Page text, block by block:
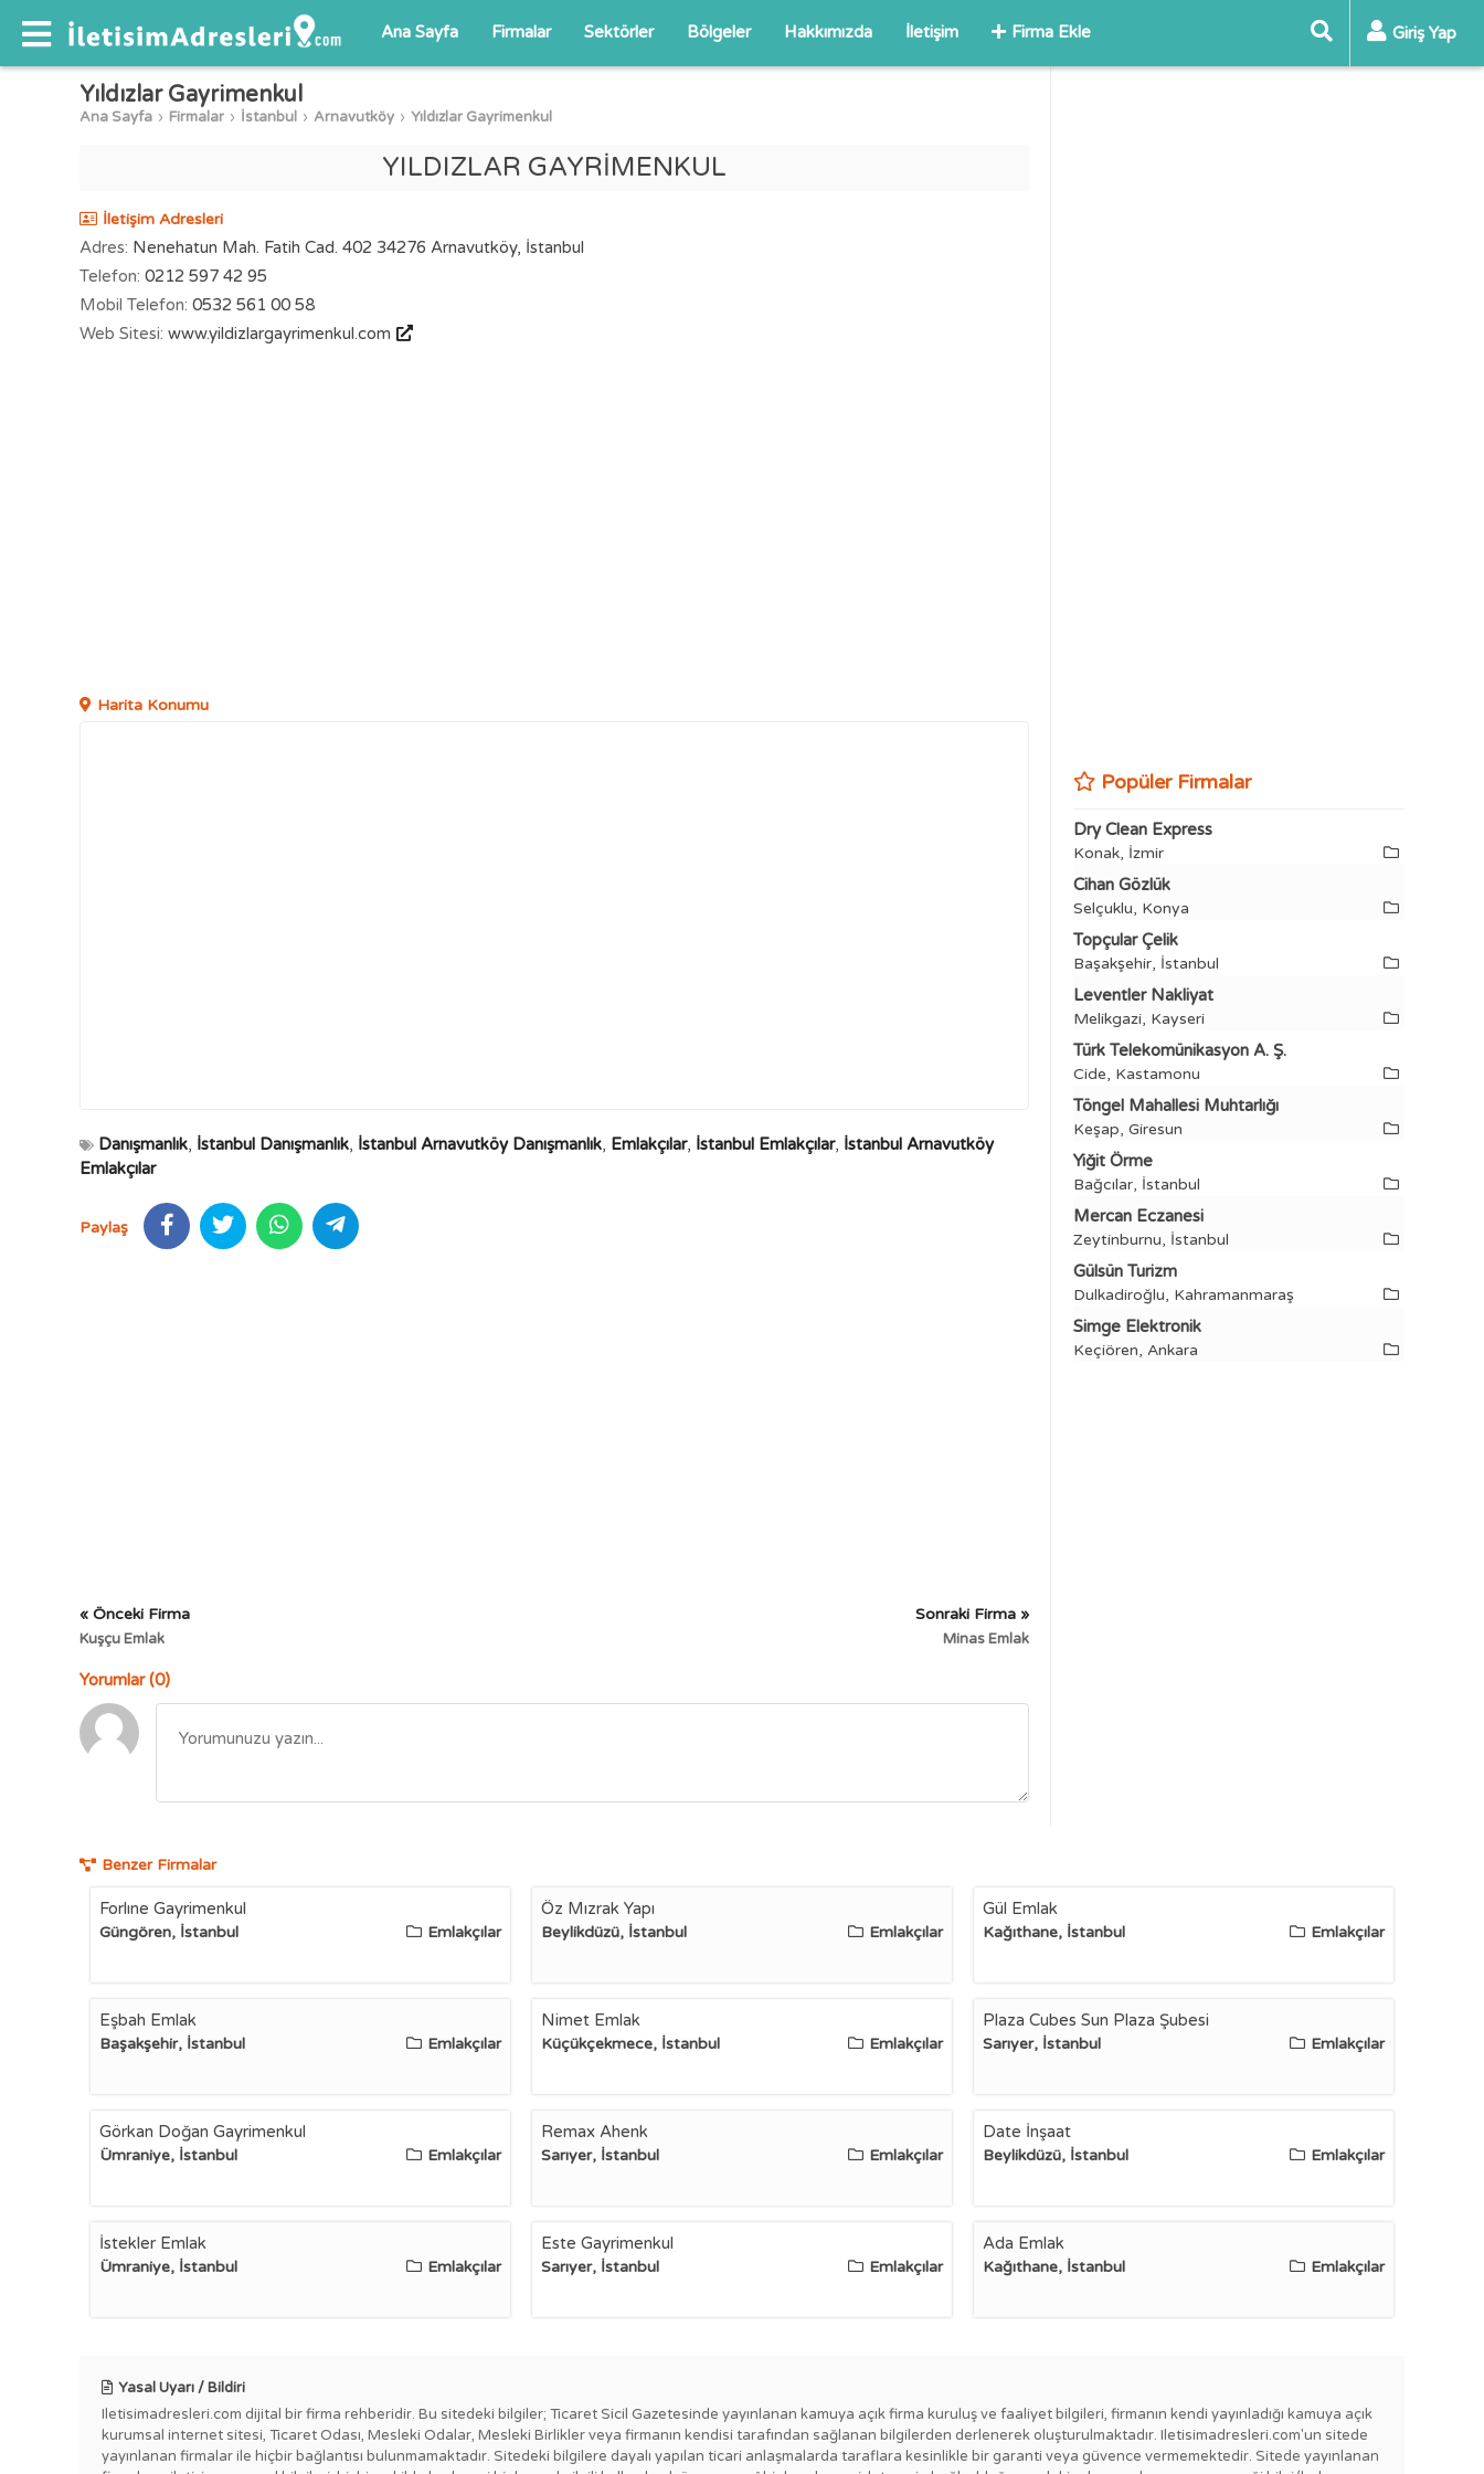
Ana Sayfa Firmalar Sektörler Bölgeler Hakkımızda İletişim Firma Ekle Giriş Yap
Yıldızlar Gayrimenkul
Ana Sayfa Firmalar İstanbul Arnavutköy Yıldızlar Gayrimenkul
YILDIZLAR GAYRİMENKUL
İletişim Adresleri
Adres: Nenehatun Mah. Fatih Cad. 402 34276 Arnavutköy, İstanbul
Telefon: 0212 597 42 95
Mobil Telefon: 0532 561 00 58
Web Sitesi: www.yildizlargayrimenkul.com
Harita Konumu
Danışmanlık, İstanbul Danışmanlık, İstanbul Arnavutköy Danışmanlık, Emlakçılar, İstanbul Emlakçılar, İstanbul Arnavutköy
Emlakçılar
Paylaş
« Önceki Firma
Kuşçu Emlak
Sonraki Firma »
Minas Emlak
Yorumlar (0)
Popüler Firmalar
Dry Clean Express
Konak, İzmir
Cihan Gözlük
Selçuklu, Konya
Topçular Çelik
Başakşehir, İstanbul
Leventler Nakliyat
Melikgazi, Kayseri
Türk Telekomünikasyon A. Ş.
Cide, Kastamonu
Töngel Mahallesi Muhtarlığı
Keşap, Giresun
Yiğit Örme
Bağcılar, İstanbul
Mercan Eczanesi
Zeytinburnu, İstanbul
Gülsün Turizm
Dulkadiroğlu, Kahramanmaraş
Simge Elektronik
Keçiören, Ankara
Benzer Firmalar
Forlıne Gayrimenkul
Güngören, İstanbul Emlakçılar
Öz Mızrak Yapı
Beylikdüzü, İstanbul Emlakçılar
Gül Emlak
Kağıthane, İstanbul Emlakçılar
Eşbah Emlak
Başakşehir, İstanbul Emlakçılar
Nimet Emlak
Küçükçekmece, İstanbul Emlakçılar
Plaza Cubes Sun Plaza Şubesi
Sarıyer, İstanbul Emlakçılar
Görkan Doğan Gayrimenkul
Ümraniye, İstanbul Emlakçılar
Remax Ahenk
Sarıyer, İstanbul Emlakçılar
Date İnşaat
Beylikdüzü, İstanbul Emlakçılar
İstekler Emlak
Ümraniye, İstanbul Emlakçılar
Este Gayrimenkul
Sarıyer, İstanbul Emlakçılar
Ada Emlak
Kağıthane, İstanbul Emlakçılar
Yasal Uyarı / Bildiri
Iletisimadresleri.com dijital bir firma rehberidir. Bu sitedeki bilgiler; Ticaret Sicil Gazetesinde yayınlanan kamuya açık firma kuruluş ve faaliyet bilgileri, firmanın kendi yayınladığı kamuya açık
kurumsal internet sitesi, Ticaret Odası, Mesleki Odalar, Mesleki Birlikler veya firmanın kendisi tarafından sağlanan bilgilerden derlenerek oluşturulmaktadır. Iletisimadresleri.com'un sitede
yayınlanan firmalar ile hiçbir bağlantısı bulunmamaktadır. Sitedeki bilgilere dayalı yapılan ticari anlaşmalarda taraflara kesinlikle bir garanti veya güvence vermemektedir. Sitede yayınlanan